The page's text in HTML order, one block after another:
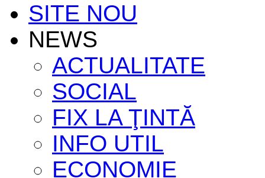
SITE NOU
NEWS
ACTUALITATE
SOCIAL
FIX LA ŢINTĂ
INFO UTIL
ECONOMIE